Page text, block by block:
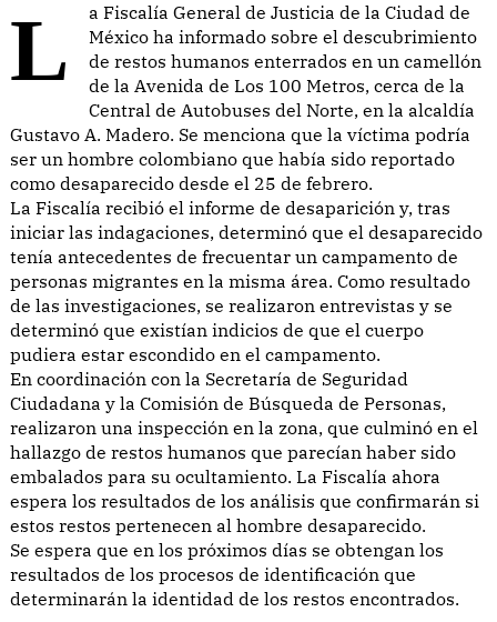
La Fiscalía General de Justicia de la Ciudad de
México ha informado sobre el descubrimiento
de restos humanos enterrados en un camellón
de la Avenida de Los 100 Metros, cerca de la
Central de Autobuses del Norte, en la alcaldía
Gustavo A. Madero. Se menciona que la víctima podría
ser un hombre colombiano que había sido reportado
como desaparecido desde el 25 de febrero.
La Fiscalía recibió el informe de desaparición y, tras
iniciar las indagaciones, determinó que el desaparecido
tenía antecedentes de frecuentar un campamento de
personas migrantes en la misma área. Como resultado
de las investigaciones, se realizaron entrevistas y se
determinó que existían indicios de que el cuerpo
pudiera estar escondido en el campamento.
En coordinación con la Secretaría de Seguridad
Ciudadana y la Comisión de Búsqueda de Personas,
realizaron una inspección en la zona, que culminó en el
hallazgo de restos humanos que parecían haber sido
embalados para su ocultamiento. La Fiscalía ahora
espera los resultados de los análisis que confirmarán si
estos restos pertenecen al hombre desaparecido.
Se espera que en los próximos días se obtengan los
resultados de los procesos de identificación que
determinarán la identidad de los restos encontrados.